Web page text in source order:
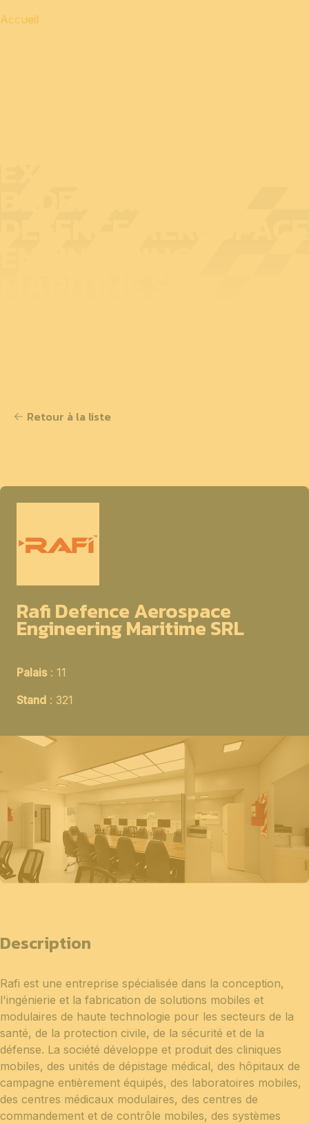
Accueil
Retour à la liste
Rafi Defence Aerospace
Engineering Maritime SRL
Palais: 11
Stand : 321
Description
Rafi est une entreprise spécialisée dans la conception,
l'ingénierie et la fabrication de solutions mobiles et
modulaires de haute technologie pour les secteurs de la
santé, de la protection civile, de la sécurité et de la
défense. La société développe et produit des cliniques
mobiles, des unités de dépistage médical, des hôpitaux de
campagne entièrement équipés, des laboratoires mobiles,
des centres médicaux modulaires, des centres de
commandement et de contrôle mobiles, des systèmes